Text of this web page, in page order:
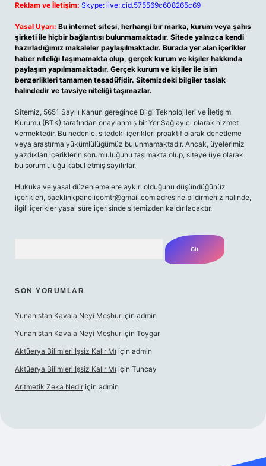
Reklam ve İletişim: Skype: live:.cid.575569c608265c69
Yasal Uyarı: Bu internet sitesi, herhangi bir marka, kurum veya şahıs
şirketi ile hiçbir bağlantısı bulunmamaktadır. Sitede yalnızca kendi
hazırladığımız makaleler paylaşılmaktadır. Burada yer alan içerikler
haber niteliği taşımamakta olup, gerçek kurum ve kişiler hakkında
paylaşım yapılmamaktadır. Gerçek kurum ve kişiler ile isim
benzerlikleri tamamen tesadüfidir. Sitemizdeki bilgiler taslak
halindedir ve tavsiye niteliği taşımazlar.
Sitemiz, 5651 Sayılı Kanun gereğince Bilgi Teknolojileri ve İletişim
Kurumu (BTK) tarafından onaylanmış bir Yer Sağlayıcı olarak hizmet
vermektedir. Bu nedenle, sitedeki içerikleri proaktif olarak denetleme
veya araştırma yükümlülüğümüz bulunmamaktadır. Ancak, üyelerimiz
yazdıkları içeriklerin sorumluluğunu taşımakta olup, siteye üye olarak
bu sorumluluğu kabul etmiş sayılırlar.
Hukuka ve yasal düzenlemelere aykırı olduğunu düşündüğünüz
içerikleri, backlinkpanelicomtr@gmail.com adresine bildirmeniz halinde,
ilgili içerikler yasal süre içerisinde sitemizden kaldırılacaktır.
SON YORUMLAR
Yunanistan Kavala Neyi Meşhur için admin
Yunanistan Kavala Neyi Meşhur için Toygar
Aktüerya Bilimleri Işsiz Kalır Mı için admin
Aktüerya Bilimleri Işsiz Kalır Mı için Tuncay
Aritmetik Zeka Nedir için admin